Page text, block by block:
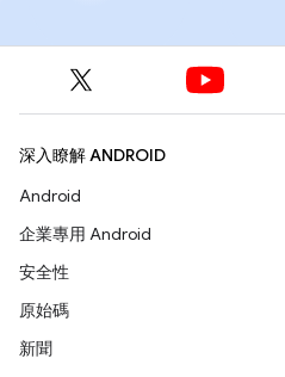
深入瞭解 ANDROID
Android
企業專用 Android
安全性
原始碼
新聞